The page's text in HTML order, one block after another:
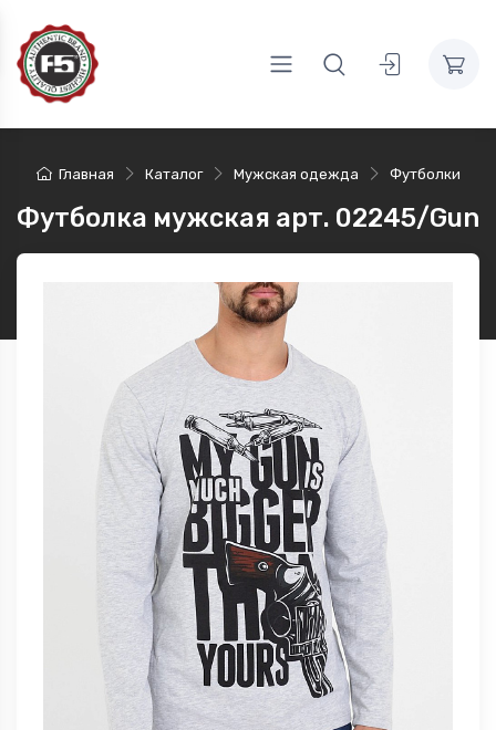
Главная Каталог Мужская одежда Футболки
Футболка мужская арт. 02245/Gun